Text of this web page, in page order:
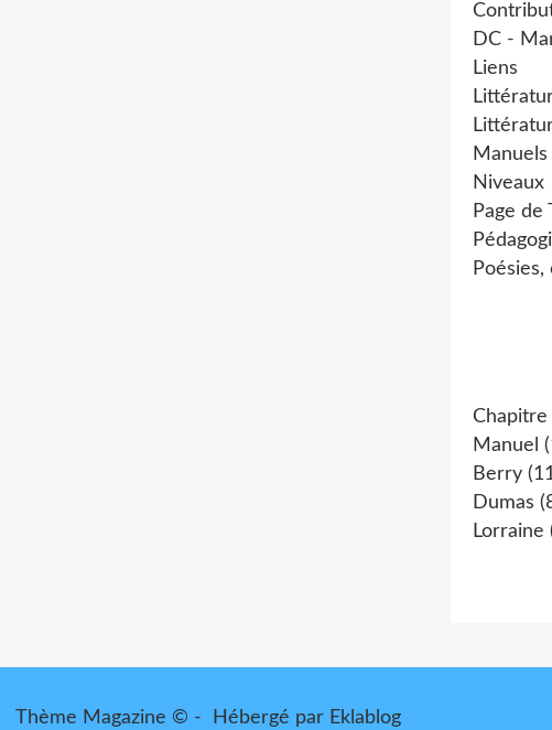
Chapitre
Manuel
Berry
Dumas
Lorraine
DC -
Liens
Niveaux
Page de
Thème Magazine © - Hébergé par Eklablog